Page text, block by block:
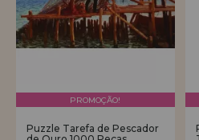
PROMOÇÃO!
Puzzle Tarefa de Pescador